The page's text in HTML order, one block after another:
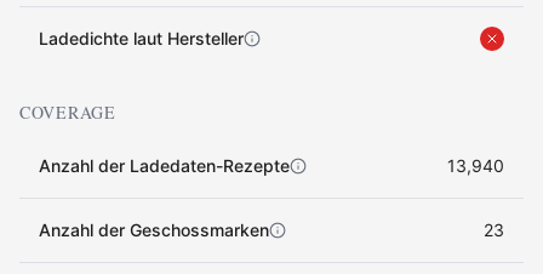
Ladedichte laut Hersteller
COVERAGE
Anzahl der Ladedaten-Rezepte 13,940
Anzahl der Geschossmarken 23